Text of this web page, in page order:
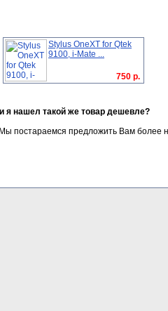
Stylus OneXT for Qtek
9100, i-Mate ...
750 р.
я нашел такой же товар дешевле?
постараемся предложить Вам более